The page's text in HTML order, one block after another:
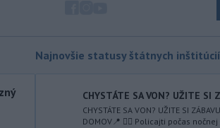
šesťmesačnej výpovednej lehoty.
vyvolali v hornatých oblastiach
Rakúska povodne a
Najnovšie statusy štátnych inštitúcií
CHYSTÁTE SA VON? UŽITE SI
CHYSTÁTE SA VON? UŽITE SI
DOMOV📍 👮‍♂️ Policajti počas